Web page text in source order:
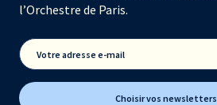
l’Orchestre de Paris.
Votre adresse e-mail
Choisir vos newsletters